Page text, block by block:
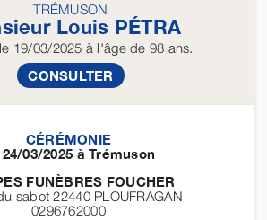
TRÉMUSON
Louis PÉTRA
19/03/2025 à l'âge de 98 ans.
CONSULTER
CÉRÉMONIE
03/2025 à Trémuson
FUNÈBRES FOUCHER
sabot 22440 PLOUFRAGAN
0296762000